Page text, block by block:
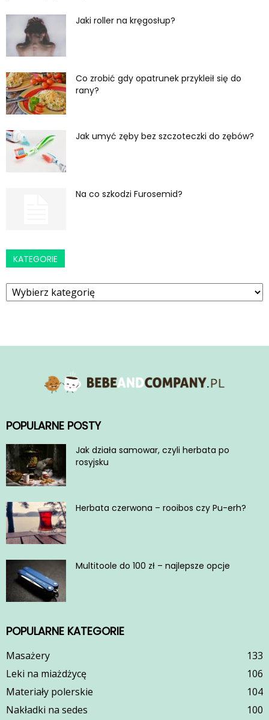
Jaki roller na kręgosłup?
Co zrobić gdy opatrunek przykleił się do
rany?
Jak umyć zęby bez szczoteczki do zębów?
Na co szkodzi Furosemid?
KATEGORIE
Kategorie
POPULARNE POSTY
Jak działa samowar, czyli herbata po
rosyjsku
Herbata czerwona – rooibos czy Pu-erh?
Multitoole do 100 zł – najlepsze opcje
POPULARNE KATEGORIE
Masażery
133
Leki na miażdżycę
106
Materiały polerskie
104
Nakładki na sedes
100